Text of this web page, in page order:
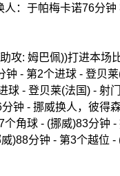
：于帕梅卡诺76分钟
攻: 姆巴佩))打进本场
- 第2个进球 - 登贝
- 登贝莱(法国) - 射
钟 - 挪威换人，彼得
角球 - (挪威)83分钟
)88分钟 - 第3个越位